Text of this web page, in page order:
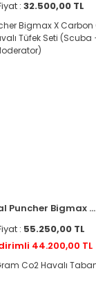
: 32.500,00 TL
Puncher Bigmax ...
: 55.250,00 TL
44.200,00 TL